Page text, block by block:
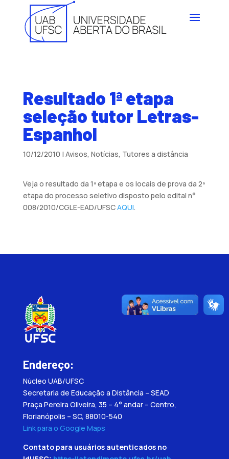
Resultado 1ª etapa
seleção tutor Letras-
Espanhol
10/12/2010 | Avisos, Notícias, Tutores a distância
Veja o resultado da 1ª etapa e os locais de prova da 2ª
etapa do processo seletivo disposto pelo edital n°
008/2010/CGLE-EAD/UFSCAQUI.
Endereço:
Núcleo UAB/UFSC
Secretaria de Educação a Distância – SEAD
Praça Pereira Oliveira, 35 – 4° andar – Centro,
Florianópolis – SC, 88010-540
Link para o Google Maps
Contato para usuários autenticados no